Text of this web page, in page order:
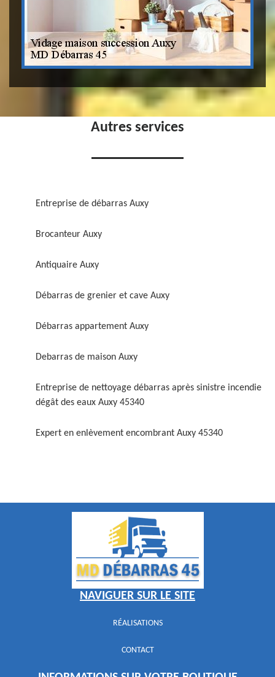
Autres services
Entreprise de débarras Auxy
Brocanteur Auxy
Antiquaire Auxy
Débarras de grenier et cave Auxy
Débarras appartement Auxy
Debarras de maison Auxy
Entreprise de nettoyage débarras après sinistre incendie
dégât des eaux Auxy 45340
Expert en enlèvement encombrant Auxy 45340
NAVIGUER SUR LE SITE
RÉALISATIONS
CONTACT